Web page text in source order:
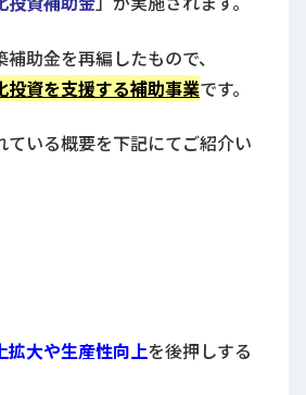
助金を再編したもので、
投資を支援する補助事業です。
ている概要を下記にてご紹介い
拡大や生産性向上を後押しする